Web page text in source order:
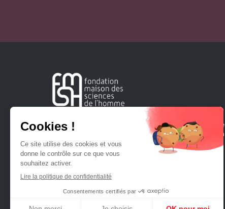
Créée en 1963, la Fondation Maison Sciences de l'Homme
soutient la recherche et la diffusion des connaissances en
sciences humaines et sociales.